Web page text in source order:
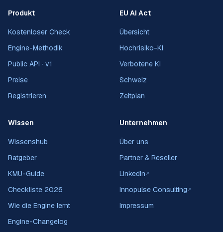
Produkt
Kostenloser Check
Engine-Methodik
Public API · v1
Preise
Registrieren
EU AI Act
Übersicht
Hochrisiko-KI
Verbotene KI
Schweiz
Zeitplan
Wissen
Wissenshub
Ratgeber
KMU-Guide
Checkliste 2026
Wie die Engine lernt
Engine-Changelog
Unternehmen
Über uns
Partner & Reseller
LinkedIn ↗
Innopulse Consulting ↗
Impressum